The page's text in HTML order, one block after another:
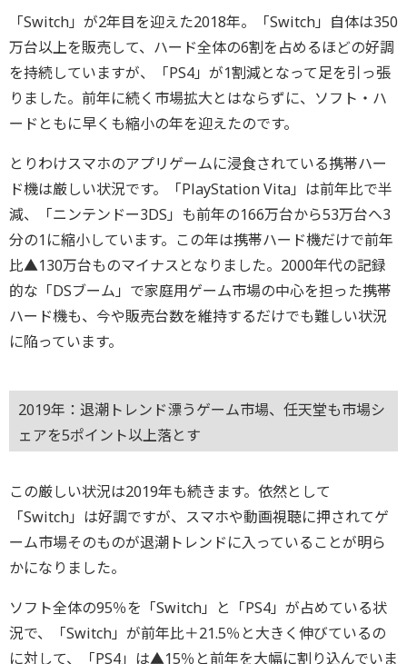
「Switch」が2年目を迎えた2018年。「Switch」自体は350
万台以上を販売して、ハード全体の6割を占めるほどの好調
を持続していますが、「PS4」が1割減となって足を引っ張
りました。前年に続く市場拡大とはならずに、ソフト・ハ
ードともに早くも縮小の年を迎えたのです。
とりわけスマホのアプリゲームに浸食されている携帯ハー
ド機は厳しい状況です。「PlayStation Vita」は前年比で半
減、「ニンテンドー3DS」も前年の166万台から53万台へ3
分の1に縮小しています。この年は携帯ハード機だけで前年
比▲130万台ものマイナスとなりました。2000年代の記録
的な「DSブーム」で家庭用ゲーム市場の中心を担った携帯
ハード機も、今や販売台数を維持するだけでも難しい状況
に陥っています。
2019年：退潮トレンド漂うゲーム市場、任天堂も市場シ
ェアを5ポイント以上落とす
この厳しい状況は2019年も続きます。依然として
「Switch」は好調ですが、スマホや動画視聴に押されてゲ
ーム市場そのものが退潮トレンドに入っていることが明ら
かになりました。
ソフト全体の95％を「Switch」と「PS4」が占めている状
況で、「Switch」が前年比＋21.5％と大きく伸びているの
に対して、「PS4」は▲15％と前年を大幅に割り込んでいま